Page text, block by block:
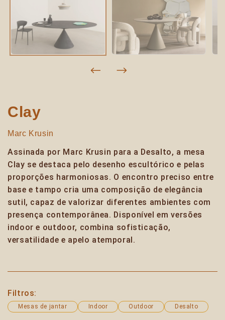
Clay
Marc Krusin
Assinada por Marc Krusin para a Desalto, a mesa
Clay se destaca pelo desenho escultórico e pelas
proporções harmoniosas. O encontro preciso entre
base e tampo cria uma composição de elegância
sutil, capaz de valorizar diferentes ambientes com
presença contemporânea. Disponível em versões
indoor e outdoor, combina sofisticação,
versatilidade e apelo atemporal.
Filtros:
Mesas de jantar Indoor Outdoor Desalto